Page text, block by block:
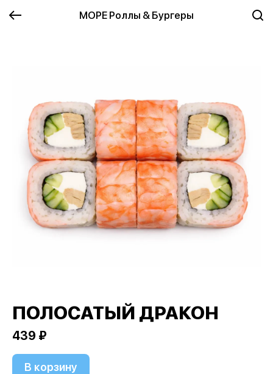
МОРЕ Роллы & Бургеры
ПОЛОСАТЫЙ ДРАКОН
439 ₽
В корзину